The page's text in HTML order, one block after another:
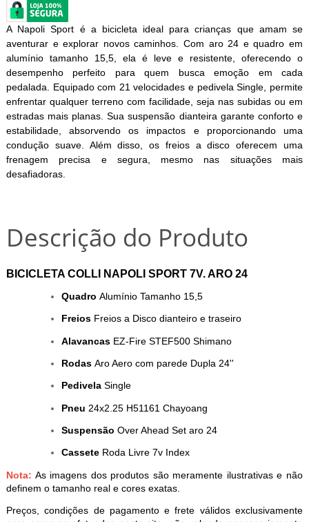
A Napoli Sport é a bicicleta ideal para crianças que amam se
aventurar e explorar novos caminhos. Com aro 24 e quadro em
alumínio tamanho 15,5, ela é leve e resistente, oferecendo o
desempenho perfeito para quem busca emoção em cada
pedalada. Equipado com 21 velocidades e pedivela Single, permite
enfrentar qualquer terreno com facilidade, seja nas subidas ou em
estradas mais planas. Sua suspensão dianteira garante conforto e
estabilidade, absorvendo os impactos e proporcionando uma
condução suave. Além disso, os freios a disco oferecem uma
frenagem precisa e segura, mesmo nas situações mais
desafiadoras.
Descrição do Produto
BICICLETA COLLI NAPOLI SPORT 7V. ARO 24
Quadro Alumínio Tamanho 15,5
Freios Freios a Disco dianteiro e traseiro
Alavancas EZ-Fire STEF500 Shimano
Rodas Aro Aero com parede Dupla 24''
Pedivela Single
Pneu 24x2.25 H51161 Chayoang
Suspensão Over Ahead Set aro 24
Cassete Roda Livre 7v Index
Nota: As imagens dos produtos são meramente ilustrativas e não
definem o tamanho real e cores exatas.
Preços, condições de pagamento e frete válidos exclusivamente